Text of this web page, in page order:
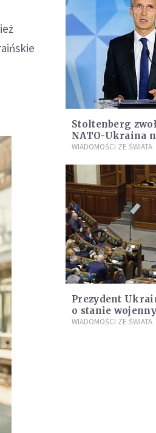
Stoltenberg
NATO-Ukraina
Poroszenki
WIADOMOŚCI ZE ŚWIATA
Prezydent
o stanie
WIADOMOŚCI ZE ŚWIATA